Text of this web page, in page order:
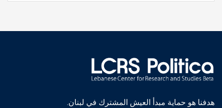
هدفنا هو حماية مبدأ العيش المشترك في لبنان.